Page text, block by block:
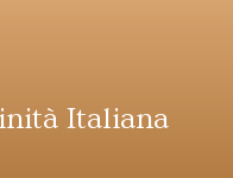
Italiana